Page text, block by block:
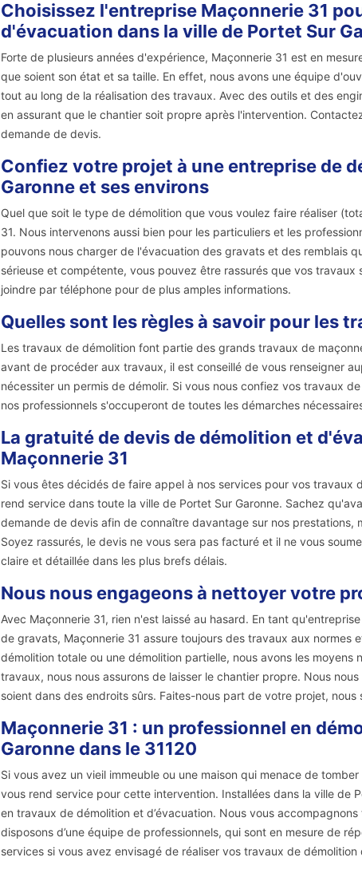
Choisissez l'entreprise Maçonnerie 31
d'évacuation dans la ville de Portet Sur
Forte de plusieurs années d'expérience, Maçonnerie 31 est en
que soient son état et sa taille. En effet, nous avons une équipe
tout au long de la réalisation des travaux. Avec des outils et des
en assurant que le chantier soit propre après l'intervention.
demande de devis.
Confiez votre projet à une entreprise de
Garonne et ses environs
Quel que soit le type de démolition que vous voulez faire réaliser
31. Nous intervenons aussi bien pour les particuliers et les
pouvons nous charger de l'évacuation des gravats et des remblais
sérieuse et compétente, vous pouvez être rassurés que vos
joindre par téléphone pour de plus amples informations.
Quelles sont les règles à savoir pour les
Les travaux de démolition font partie des grands travaux de
avant de procéder aux travaux, il est conseillé de vous renseigner
nécessiter un permis de démolir. Si vous nous confiez vos travaux
nos professionnels s'occuperont de toutes les démarches
La gratuité de devis de démolition et
Maçonnerie 31
Si vous êtes décidés de faire appel à nos services pour vos travaux
rend service dans toute la ville de Portet Sur Garonne. Sachez
demande de devis afin de connaître davantage sur nos
Soyez rassurés, le devis ne vous sera pas facturé et il ne vous
claire et détaillée dans les plus brefs délais.
Nous nous engageons à nettoyer votre
Avec Maçonnerie 31, rien n'est laissé au hasard. En tant
de gravats, Maçonnerie 31 assure toujours des travaux aux normes
démolition totale ou une démolition partielle, nous avons les moyens
travaux, nous nous assurons de laisser le chantier propre. Nous
soient dans des endroits sûrs. Faites-nous part de votre projet, nous
Maçonnerie 31 : un professionnel en
Garonne dans le 31120
Si vous avez un vieil immeuble ou une maison qui menace de
vous rend service pour cette intervention. Installées dans la ville de
en travaux de démolition et d’évacuation. Nous vous
disposons d’une équipe de professionnels, qui sont en mesure de
services si vous avez envisagé de réaliser vos travaux de démolition